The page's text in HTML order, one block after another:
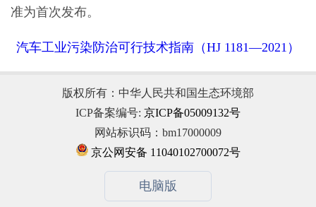
准为首次发布。
汽车工业污染防治可行技术指南（HJ 1181—2021）
版权所有：中华人民共和国生态环境部
ICP备案编号: 京ICP备05009132号
网站标识码：bm17000009
京公网安备 11040102700072号
电脑版